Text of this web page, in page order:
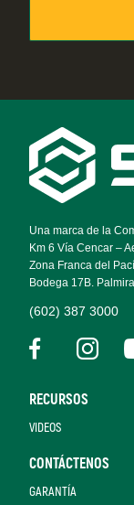
Footer
Navigation
Una marca de la
Km 6 Vía Cencar –
Zona Franca del
Bodega 17B.
(602) 387 3000
RECURSOS
VIDEOS
CONTÁCTENOS
GARANTÍA